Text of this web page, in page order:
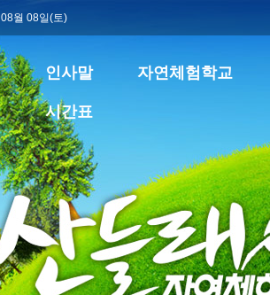
08월 08일(토)
인사말 자연체험학교
시간표